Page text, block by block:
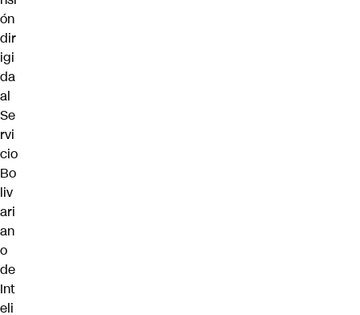
ón
dir
igi
da
al
Se
rvi
cio
Bo
liv
ari
an
o
de
Int
eli